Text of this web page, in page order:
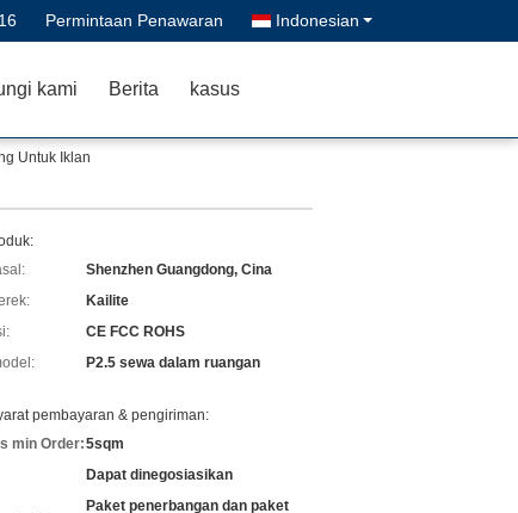
Permintaan Penawaran Indonesian
kami Berita kasus
Untuk Iklan
Shenzhen Guangdong, Cina
Kailite
CE FCC ROHS
P2.5 sewa dalam ruangan
pembayaran & pengiriman:
min Order:5sqm
Dapat dinegosiasikan
Paket penerbangan dan paket